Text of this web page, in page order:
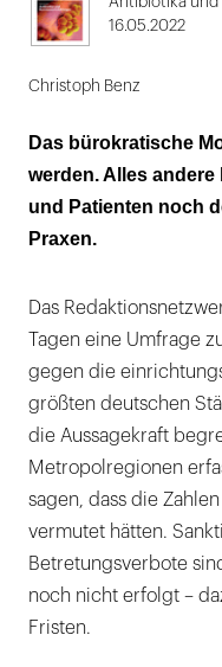
16.05.2022
Christoph Benz
Das bürokratische
werden. Alles
und Patienten noch
Praxen.
Das
Tagen eine Umfrage
gegen die
größten deutschen
die Aussagekraft
Metropolregionen
sagen, dass die
vermutet hätten.
Betretungsverbote
noch nicht erfolgt –
Fristen.